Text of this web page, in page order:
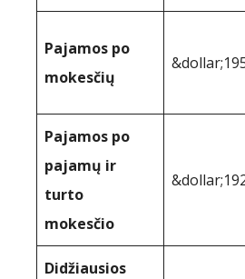
Pajamos po
mokesčių
Pajamos po
pajamų ir
turto
mokesčio
Didžiausios